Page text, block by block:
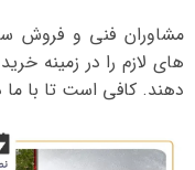
مشاوران فنی و فروش
های لازم را در زمینه
دهند. کافی است تا با ما